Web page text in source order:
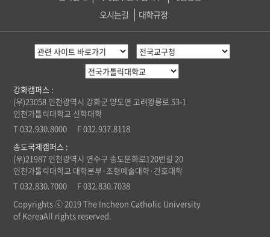
오시는길
대학규정
강화캠퍼스 :
(우)23058 인천광역시 강화군 양도면 고려왕릉로 53-1
인천가톨릭대학교 신학대학
T 032.930.8000 F 032.937.8118
송도국제캠퍼스 :
(우)21987 인천광역시 연수구 송도문화로120번길 20
인천가톨릭대학교 대학본부·조형예술대학·간호대학
T 032.830.7000 F 032.830.7038
Copyrights ⓒ 2019 The Incheon Catholic University
of KoreaAll rights reserved.